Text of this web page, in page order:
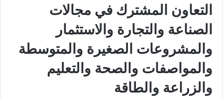
التعاون المشترك في مجالات
الصناعة والتجارة والاستثمار
والمشروعات الصغيرة والمتوسطة
والمواصفات والصحة والتعليم
والزراعة والطاقة